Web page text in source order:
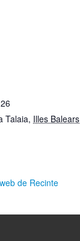
Talaia, Illes Balears
de Recinte